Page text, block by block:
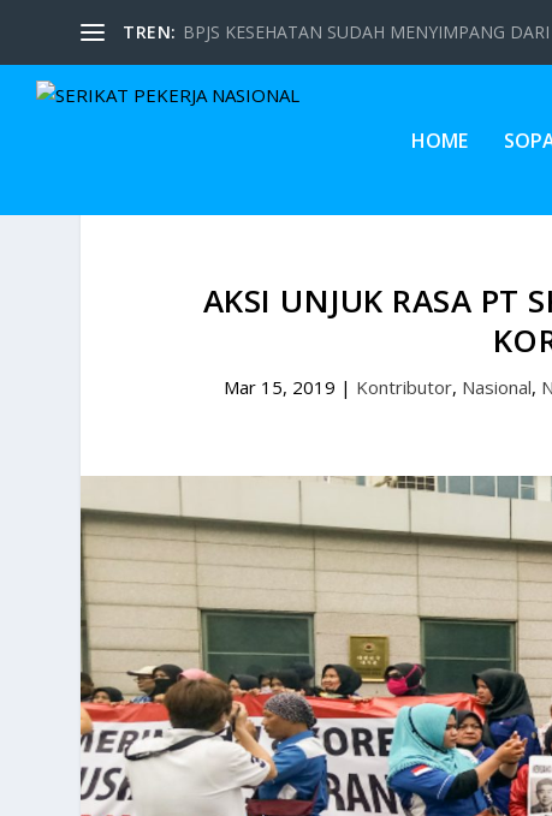
TREN: BPJS KESEHATAN SUDAH MENYIMPANG
HOME
AKSI UNJUK RASA PT
Mar 15, 2019 | Kontributor, Nasional,